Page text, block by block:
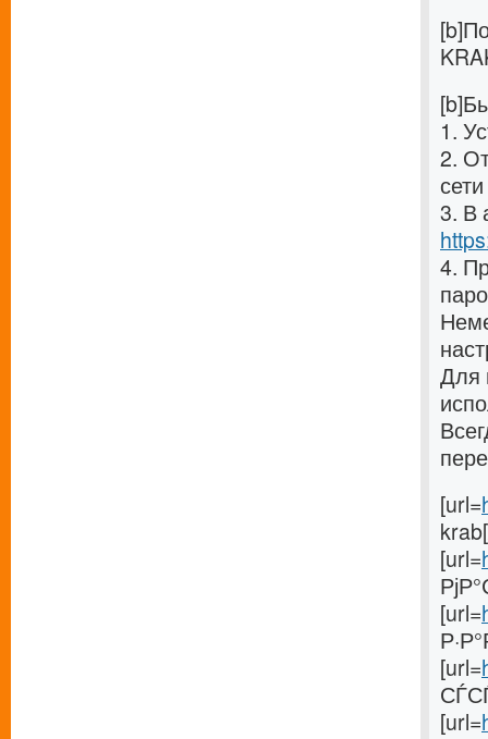
1.
2.
3. В
4.
Для
[url=
[url=
[url=
[url=
[url=